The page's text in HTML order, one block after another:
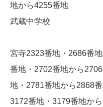
地から4255番地
武蔵中学校
宮寺2323番地・2686番
番地・2702番地から
地・2781番地から2868
3172番地・3179番地か